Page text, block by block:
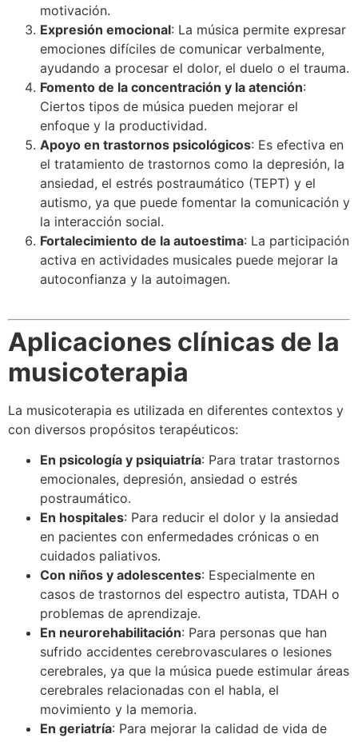
motivación.
Expresión emocional: La música permite expresar
emociones difíciles de comunicar verbalmente,
ayudando a procesar el dolor, el duelo o el trauma.
Fomento de la concentración y la atención:
Ciertos tipos de música pueden mejorar el
enfoque y la productividad.
Apoyo en trastornos psicológicos: Es efectiva en
el tratamiento de trastornos como la depresión, la
ansiedad, el estrés postraumático (TEPT) y el
autismo, ya que puede fomentar la comunicación y
la interacción social.
Fortalecimiento de la autoestima: La participación
activa en actividades musicales puede mejorar la
autoconfianza y la autoimagen.
Aplicaciones clínicas de la
musicoterapia
La musicoterapia es utilizada en diferentes contextos y
con diversos propósitos terapéuticos:
En psicología y psiquiatría: Para tratar trastornos
emocionales, depresión, ansiedad o estrés
postraumático.
En hospitales: Para reducir el dolor y la ansiedad
en pacientes con enfermedades crónicas o en
cuidados paliativos.
Con niños y adolescentes: Especialmente en
casos de trastornos del espectro autista, TDAH o
problemas de aprendizaje.
En neurorehabilitación: Para personas que han
sufrido accidentes cerebrovasculares o lesiones
cerebrales, ya que la música puede estimular áreas
cerebrales relacionadas con el habla, el
movimiento y la memoria.
En geriatría: Para mejorar la calidad de vida de